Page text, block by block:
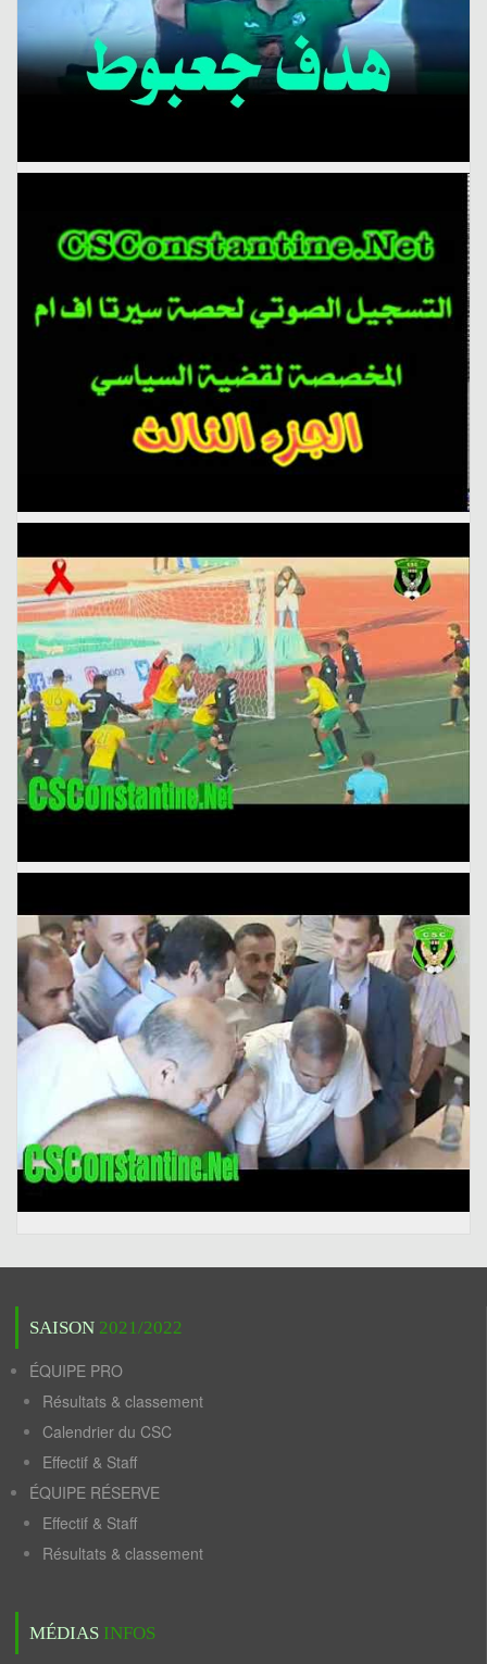
SAISON 2021/2022
ÉQUIPE PRO
Résultats & classement
Calendrier du CSC
Effectif & Staff
ÉQUIPE RÉSERVE
Effectif & Staff
Résultats & classement
MÉDIAS INFOS